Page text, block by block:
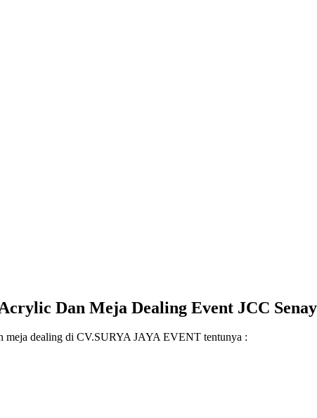
Dan Meja Dealing Event JCC
meja dealing di CV.SURYA JAYA EVENT tentunya :